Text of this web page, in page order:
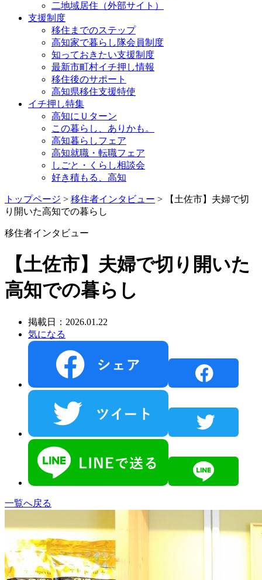
二地域居住（外部サイト）
支援制度
移住までのステップ
高知家で暮らし隊会員制度
知っておきたい支援制度
最新市町村イチ押し情報
移住後のサポート
高知県移住支援特使
イチ押し特集
高知にＵターン
この暮らし、ありかも。
高知暮らしフェア
高知就職・転職フェア
しごと・くらし相談会
好き積もる、高知
トップページ > 移住者インタビュー > 【土佐市】夫婦で切
り開いた高知での暮らし
移住者インタビュー
【土佐市】夫婦で切り開いた
高知での暮らし
掲載日：2026.01.22
気になる
一覧へ戻る